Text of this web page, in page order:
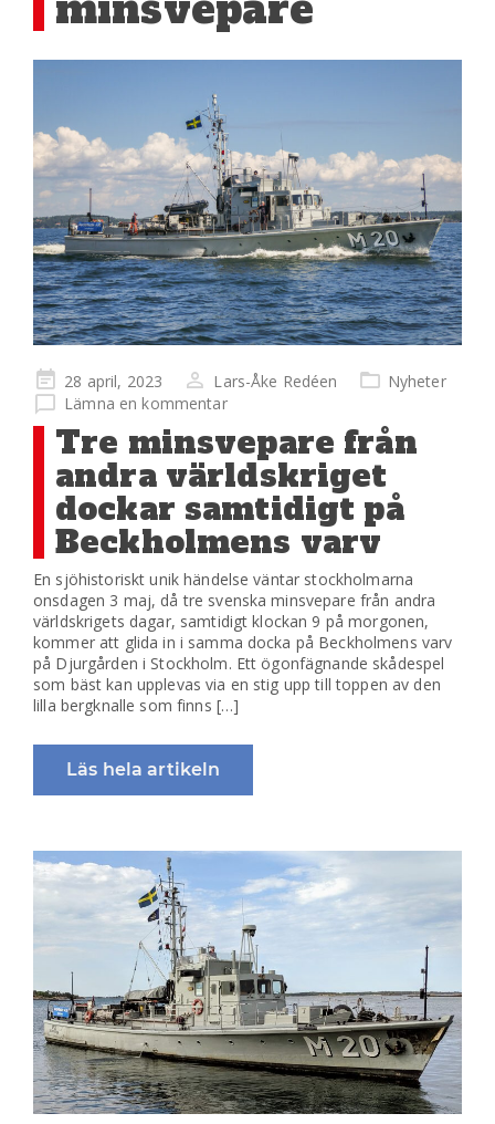
Publicerad
på
28 april, 2023 Lars-Åke Redéen
Nyheter
Lämna en kommentar
Tre minsvepare från
andra världskriget
dockar samtidigt på
Beckholmens varv
En sjöhistoriskt unik händelse väntar stockholmarna
onsdagen 3 maj, då tre svenska minsvepare från andra
världskrigets dagar, samtidigt klockan 9 på morgonen,
kommer att glida in i samma docka på Beckholmens varv
på Djurgården i Stockholm. Ett ögonfägnande skådespel
som bäst kan upplevas via en stig upp till toppen av den
lilla bergknalle som finns […]
Läs hela artikeln